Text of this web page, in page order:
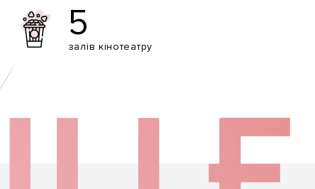
5
залів кінотеатру